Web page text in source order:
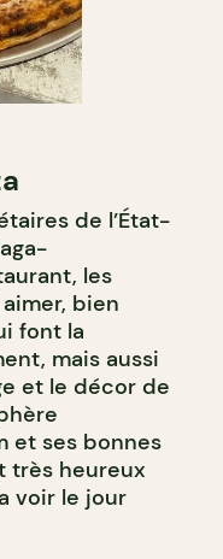
de l’État-
les
bien
font la
mais aussi
et le décor de
et ses bonnes
très heureux
voir le jour